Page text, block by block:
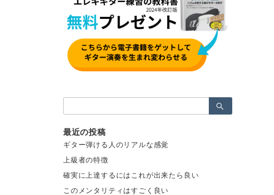
索：
最近の投稿
ギター弾ける人のリアルな感覚
上級者の特徴
確実に上達するにはこれが出来たら良い
このメンタリティはすごく良い